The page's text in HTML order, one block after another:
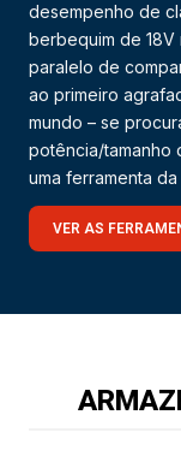
desempenho de
berbequim de
paralelo de
ao primeiro
mundo – se
potência/tamanho
uma ferramenta da
VER AS